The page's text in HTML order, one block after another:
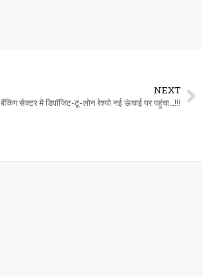
NEXT
बैंकिंग सेक्टर में डिपॉजिट-टू-लोन रेश्यो नई ऊंचाई पर पहुंचा…!!!